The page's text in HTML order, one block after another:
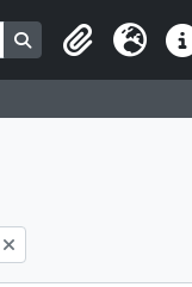
Search in browse
Presse-papier
Langue